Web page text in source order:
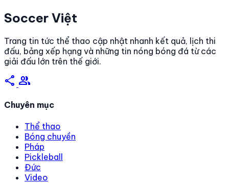
Soccer Việt
Trang tin tức thể thao cập nhật nhanh kết quả, lịch thi
đấu, bảng xếp hạng và những tin nóng bóng đá từ các
giải đấu lớn trên thế giới.
share group
Chuyên mục
Thể thao
Bóng chuyền
Pháp
Pickleball
Đức
Video